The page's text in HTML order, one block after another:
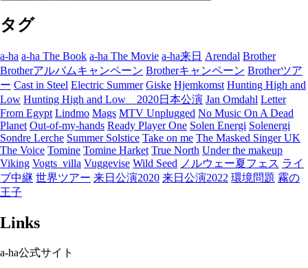
ゴ
リ
ー
タグ
a-ha a-ha The Book a-ha The Movie a-ha来日 Arendal Brother
Brotherアルバムキャンペーン Brotherキャンペーン Brotherツア
ー Cast in Steel Electric Summer Giske Hjemkomst Hunting High and
Low Hunting High and Low 2020日本公演 Jan Omdahl Letter
From Egypt Lindmo Mags MTV Unplugged No Music On A Dead
Planet Out-of-my-hands Ready Player One Solen Energi Solenergi
Sondre Lerche Summer Solstice Take on me The Masked Singer UK
The Voice Tomine Tomine Harket True North Under the makeup
Viking Vogts_villa Vuggevise Wild Seed ノルウェー夏フェス ライ
ブ中継 世界ツアー 来日公演2020 来日公演2022 環境問題 霧の
王子
Links
a-ha公式サイト